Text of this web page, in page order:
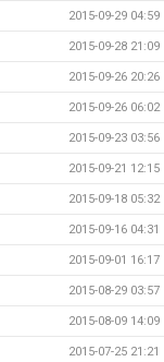
2015-09-29 04:59
2015-09-28 21:09
2015-09-26 20:26
2015-09-26 06:02
2015-09-23 03:56
2015-09-21 12:15
2015-09-18 05:32
2015-09-16 04:31
2015-09-01 16:17
2015-08-29 03:57
2015-08-09 14:09
2015-07-25 21:21